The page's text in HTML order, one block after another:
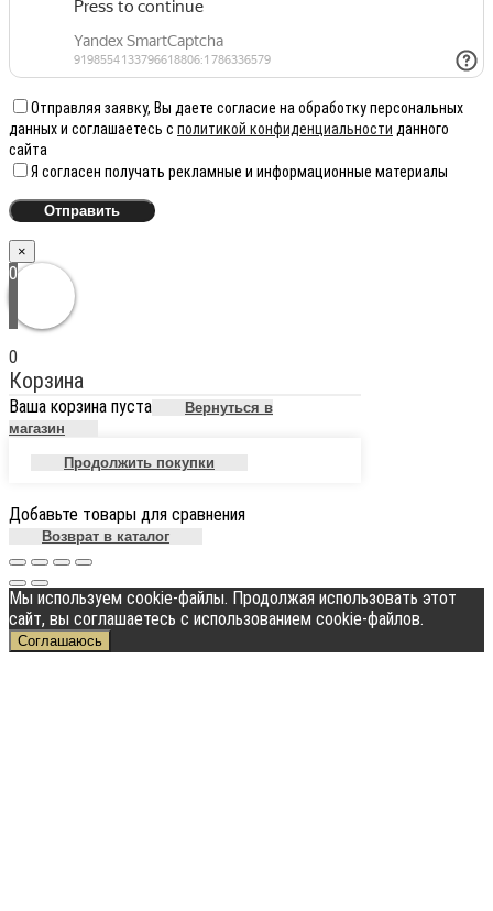
Отправляя заявку, Вы даете согласие на обработку персональных
данных и соглашаетесь с политикой конфиденциальности данного
сайта
Я согласен получать рекламные и информационные материалы
×
0
0
Корзина
Ваша корзина пуста
Вернуться в
магазин
Продолжить покупки
Добавьте товары для сравнения
Возврат в каталог
Мы используем cookie-файлы. Продолжая использовать этот
сайт, вы соглашаетесь с использованием cookie-файлов.
Соглашаюсь